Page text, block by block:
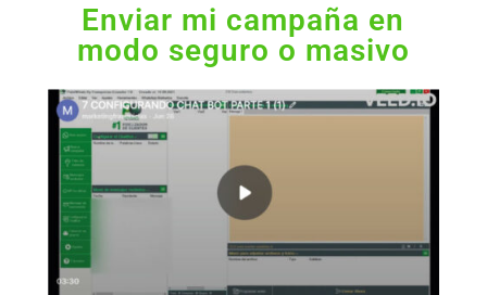
Enviar mi campaña en
modo seguro o masivo